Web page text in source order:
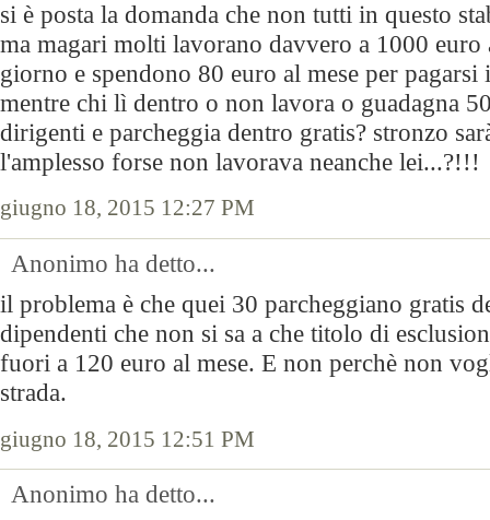
si è posta la domanda che non tutti in questo
ma magari molti lavorano davvero a 1000 euro
giorno e spendono 80 euro al mese per
mentre chi lì dentro o non lavora o guadagna
dirigenti e parcheggia dentro gratis? stronzo
l'amplesso forse non lavorava neanche lei...?!!!
giugno 18, 2015 12:27 PM
Anonimo ha detto...
il problema è che quei 30 parcheggiano gratis
dipendenti che non si sa a che titolo di
fuori a 120 euro al mese. E non perchè non
strada.
giugno 18, 2015 12:51 PM
Anonimo ha detto...